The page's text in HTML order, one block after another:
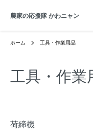
農家の応援隊 かわニャン
ホーム 工具・作業用品
工具・作業
荷締機